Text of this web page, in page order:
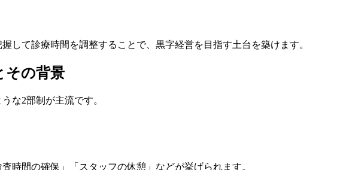
して診療時間を調整することで、黒字経営を目指す土台を築けます。
その背景
な2部制が主流です。
時間の確保」「スタッフの休憩」などが挙げられます。